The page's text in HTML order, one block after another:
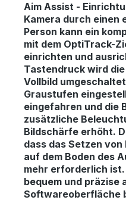
Aim Assist -
Kamera durch einen
Person kann ein
mit dem OptiTrack-
einrichten und
Tastendruck wird
Vollbild
Graustufen
eingefahren und die
zusätzliche
Bildschärfe erhöht.
dass das Setzen
auf dem Boden des
mehr erforderlich ist.
bequem und präzise
Softwareoberfläche